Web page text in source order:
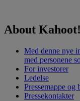
About Kahoot!
Med denne nye
med personene
For investorer
Ledelse
Pressemappe og
Pressekontakter